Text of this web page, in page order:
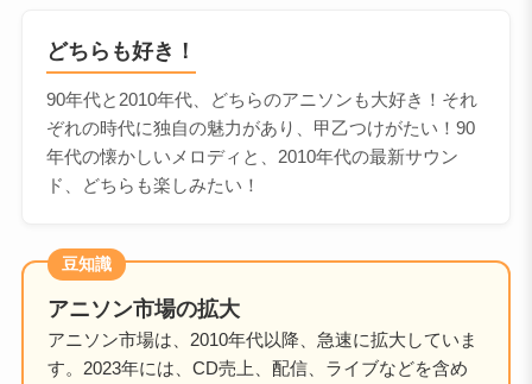
どちらも好き！
90年代と2010年代、どちらのアニソンも大好き！それ
ぞれの時代に独自の魅力があり、甲乙つけがたい！90
年代の懐かしいメロディと、2010年代の最新サウン
ド、どちらも楽しみたい！
豆知識
アニソン市場の拡大
アニソン市場は、2010年代以降、急速に拡大していま
す。2023年には、CD売上、配信、ライブなどを含め